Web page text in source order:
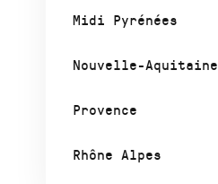
Midi Pyrénées
Nouvelle-Aquitaine
Provence
Rhône Alpes